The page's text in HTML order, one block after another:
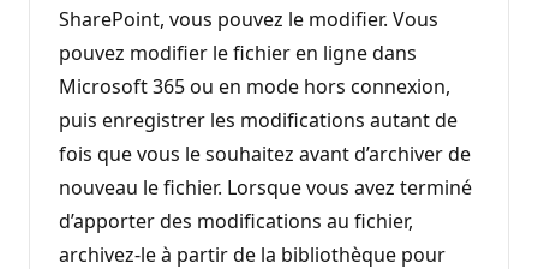
SharePoint, vous pouvez le modifier. Vous
pouvez modifier le fichier en ligne dans
Microsoft 365 ou en mode hors connexion,
puis enregistrer les modifications autant de
fois que vous le souhaitez avant d’archiver de
nouveau le fichier. Lorsque vous avez terminé
d’apporter des modifications au fichier,
archivez-le à partir de la bibliothèque pour